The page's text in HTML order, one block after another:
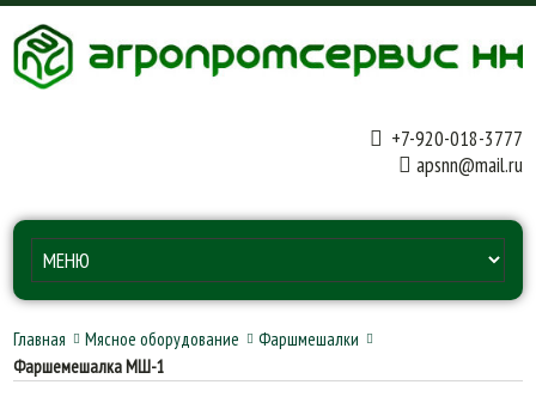
+7-920-018-3777
apsnn@mail.ru
Главная Мясное оборудование
Фаршмешалки
Фаршемешалка МШ-1